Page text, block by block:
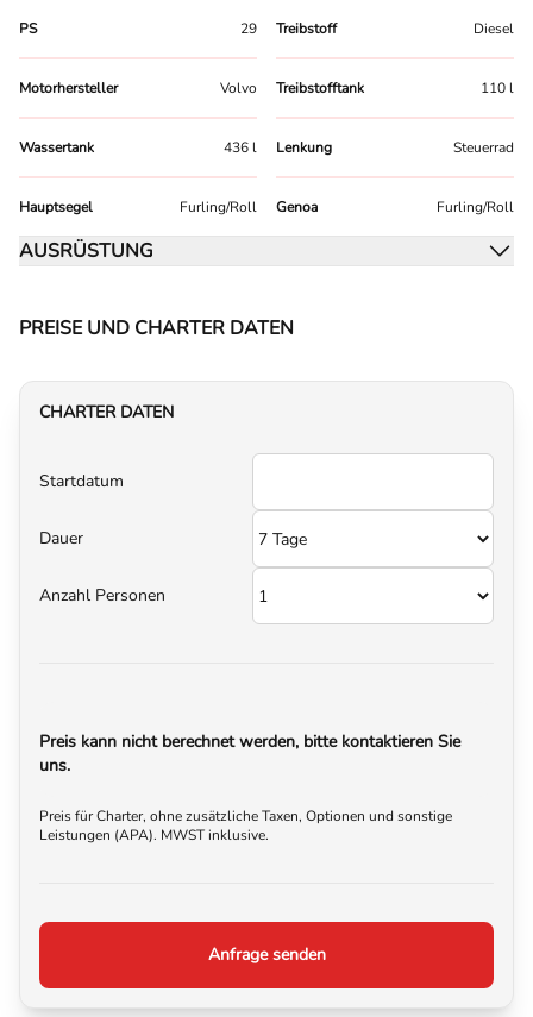
PS 29 Treibstoff Diesel
Motorhersteller Volvo Treibstofftank 110 l
Wassertank 436 l Lenkung Steuerrad
Hauptsegel Furling/Roll Genoa Furling/Roll
AUSRÜSTUNG
PREISE UND CHARTER DATEN
CHARTER DATEN
Startdatum
Dauer
Anzahl Personen
Preis kann nicht berechnet werden, bitte kontaktieren Sie
uns.
Preis für Charter, ohne zusätzliche Taxen, Optionen und sonstige
Leistungen (APA). MWST inklusive.
Anfrage senden